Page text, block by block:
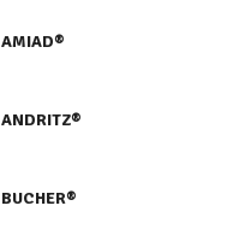
AMIAD®
ANDRITZ®
BUCHER®